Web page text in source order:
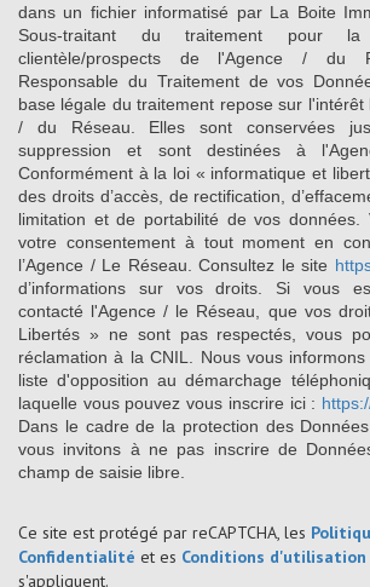
dans un fichier informatisé par La Boite
Sous-traitant du traitement pour
clientèle/prospects de l'Agence / du
Responsable du Traitement de vos
base légale du traitement repose sur l'intérêt
/ du Réseau. Elles sont conservées
suppression et sont destinées à
Conformément à la loi « informatique et
des droits d’accès, de rectification,
limitation et de portabilité de vos données.
votre consentement à tout moment en
l’Agence / Le Réseau. Consultez le site
d’informations sur vos droits. Si vous
contacté l'Agence / le Réseau, que vos
Libertés » ne sont pas respectés, vous
réclamation à la CNIL. Nous vous informons
liste d'opposition au démarchage
laquelle vous pouvez vous inscrire ici :
Dans le cadre de la protection des
vous invitons à ne pas inscrire de
champ de saisie libre.
Ce site est protégé par reCAPTCHA, les
Confidentialité et es Conditions d'utilisation
s'appliquent.